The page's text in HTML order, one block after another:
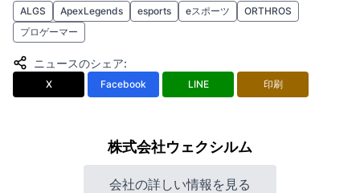
ALGS ApexLegends esports eスポーツ
ORTHROS
プロゲーマー
ニュースのシェア:
X Facebook LINE 印刷
株式会社ウェクシルム
会社の詳しい情報を見る